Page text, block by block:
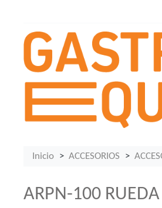
Inicio ACCESORIOS
ARPN-100